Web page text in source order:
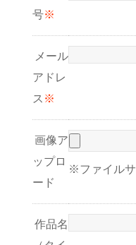
号※
メール
アドレ
ス ※
画像ア
ップロ
ード
※ファイルサ
作品名